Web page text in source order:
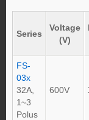
Series
Voltage
(V)
FS-
03x
32A,
1~3
Polus
600V